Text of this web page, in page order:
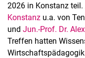
2026 in Konstanz
Konstanz u.a. von
und Jun.-Prof. Dr.
Treffen hatten